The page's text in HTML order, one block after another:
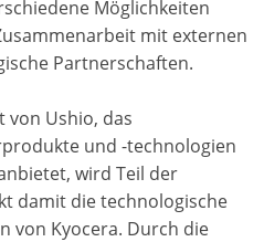
Möglichkeiten
mit externen
Partnerschaften.
von Ushio, das
und -technologien
wird Teil der
damit die technologische
von Kyocera. Durch die